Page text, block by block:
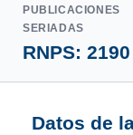
PUBLICACIONES
SERIADAS
RNPS: 2190
Datos de